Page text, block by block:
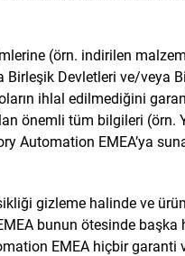
(örn. indirilen
Devletleri ve/veya
ihlal edilmediğini
önemli tüm bilgileri
Automation EMEA’ya
gizleme halinde ve
bunun ötesinde
EMEA hiçbir garanti